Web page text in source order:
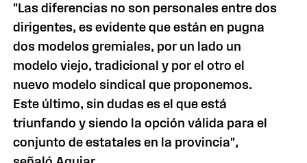
"Las diferencias no son personales entre dos
dirigentes, es evidente que están en pugna
dos modelos gremiales, por un lado un
modelo viejo, tradicional y por el otro el
nuevo modelo sindical que proponemos.
Este último, sin dudas es el que está
triunfando y siendo la opción válida para el
conjunto de estatales en la provincia",